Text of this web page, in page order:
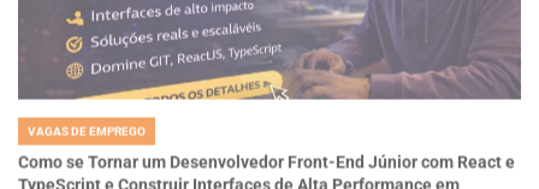
POSTED
VAGAS DE EMPREGO
Como se Tornar um Desenvolvedor Front-End Júnior com React e
TypeScript e Construir Interfaces de Alta Performance em
Startups de Tecnologia